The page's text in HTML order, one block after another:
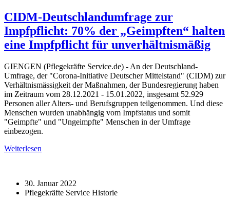
CIDM-Deutschlandumfrage zur
Impfpflicht: 70% der „Geimpften“ halten
eine Impfpflicht für unverhältnismäßig
GIENGEN (Pflegekräfte Service.de) - An der Deutschland-
Umfrage, der "Corona-Initiative Deutscher Mittelstand" (CIDM) zur
Verhältnismässigkeit der Maßnahmen, der Bundesregierung haben
im Zeitraum vom 28.12.2021 - 15.01.2022, insgesamt 52.929
Personen aller Alters- und Berufsgruppen teilgenommen. Und diese
Menschen wurden unabhängig vom Impfstatus und somit
"Geimpfte" und "Ungeimpfte" Menschen in der Umfrage
einbezogen.
Weiterlesen
30. Januar 2022
Pflegekräfte Service Historie